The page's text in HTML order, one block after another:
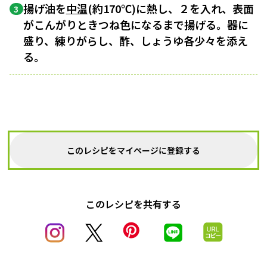
3 揚げ油を中温(約170℃)に熱し、２を入れ、表面
がこんがりときつね色になるまで揚げる。器に
盛り、練りがらし、酢、しょうゆ各少々を添え
る。
このレシピをマイページに登録する
このレシピを共有する